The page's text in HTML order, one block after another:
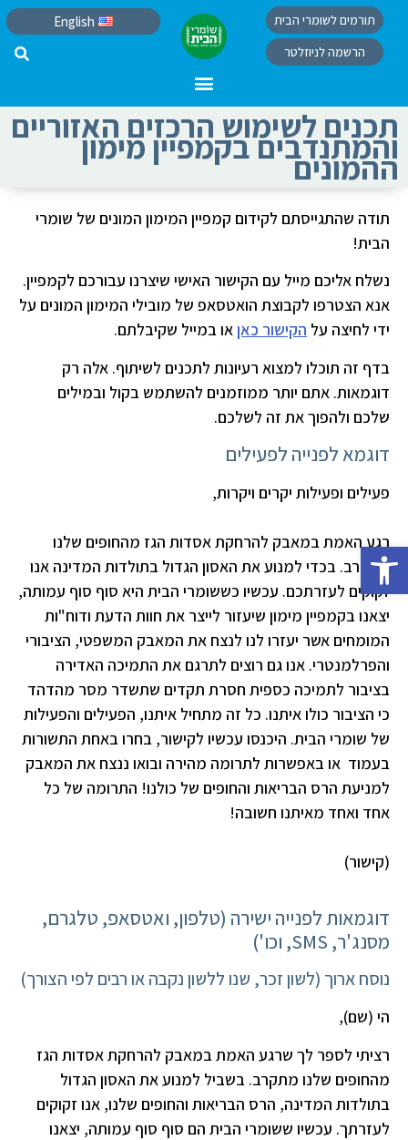
פתח סרגל נגישות
תורמים לשומרי הבית
הרשמה לניוזלטר
English
תכנים לשימוש הרכזים האזוריים
והמתנדבים בקמפיין מימון
ההמונים
תודה שהתגייסתם לקידום קמפיין המימון המונים של שומרי
הבית!
נשלח אליכם מייל עם הקישור האישי שיצרנו עבורכם לקמפיין.
אנא הצטרפו לקבוצת הואטסאפ של מובילי המימון המונים על
ידי לחיצה על הקישור כאןאו במייל שקיבלתם.
בדף זה תוכלו למצוא רעיונות לתכנים לשיתוף. אלה רק
דוגמאות. אתם יותר ממוזמנים להשתמש בקול ובמילים
שלכם ולהפוך את זה לשלכם.
דוגמא לפנייה לפעילים
פעילים ופעילות יקרים ויקרות,
רגע האמת במאבק להרחקת אסדות הגז מהחופים שלנו
מתקרב. בכדי למנוע את האסון הגדול בתולדות המדינה אנו
זקוקים לעזרתכם. עכשיו כששומרי הבית היא סוף סוף עמותה,
יצאנו בקמפיין מימון שיעזור לייצר את חוות הדעת ודוח"ות
המומחים אשר יעזרו לנו לנצח את המאבק המשפטי, הציבורי
והפרלמנטרי. אנו גם רוצים לתרגם את התמיכה האדירה
בציבור לתמיכה כספית חסרת תקדים שתשדר מסר מהדהד
כי הציבור כולו איתנו. כל זה מתחיל איתנו, הפעילים והפעילות
של שומרי הבית. היכנסו עכשיו לקישור, בחרו באחת התשורות
בעמוד או באפשרות לתרומה מהירה ובואו ננצח את המאבק
למניעת הרס הבריאות והחופים של כולנו! התרומה של כל
אחד ואחד מאיתנו חשובה!
(קישור)
דוגמאות לפנייה ישירה (טלפון, ואטסאפ, טלגרם,
מסנג'ר, SMS, וכו')
נוסח ארוך (לשון זכר, שנו ללשון נקבה או רבים לפי הצורך)
הי (שם),
רציתי לספר לך שרגע האמת במאבק להרחקת אסדות הגז
מהחופים שלנו מתקרב. בשביל למנוע את האסון הגדול
בתולדות המדינה, הרס הבריאות והחופים שלנו, אנו זקוקים
לעזרתך. עכשיו ששומרי הבית הם סוף סוף עמותה, יצאנו